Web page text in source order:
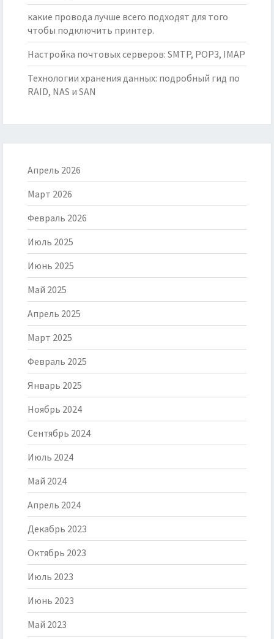
какие провода лучше всего подходят для того
чтобы подключить принтер.
Настройка почтовых серверов: SMTP, POP3, IMAP
Технологии хранения данных: подробный гид по
RAID, NAS и SAN
Апрель 2026
Март 2026
Февраль 2026
Июль 2025
Июнь 2025
Май 2025
Апрель 2025
Март 2025
Февраль 2025
Январь 2025
Ноябрь 2024
Сентябрь 2024
Июль 2024
Май 2024
Апрель 2024
Декабрь 2023
Октябрь 2023
Июль 2023
Июнь 2023
Май 2023